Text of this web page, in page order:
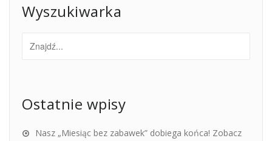
Wyszukiwarka
Ostatnie wpisy
Nasz „Miesiąc bez zabawek” dobiega końca! Zobacz